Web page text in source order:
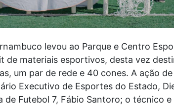
levou ao Parque e Centro
de materiais esportivos, desta vez
um par de rede e 40 cones. A ação
Executivo de Esportes do Estado,
Futebol 7, Fábio Santoro; o técnico